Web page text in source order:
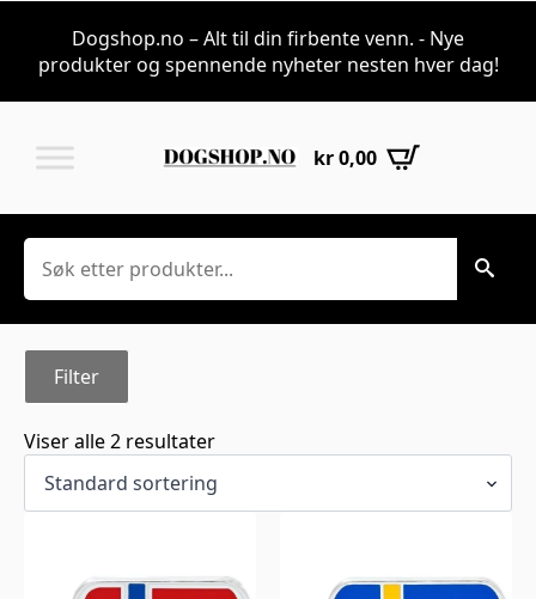
Flags til id-tags |
Dogshop.no – Alt til din firbente venn. - Nye
produkter og spennende nyheter nesten hver dag!
kr0,00
Søk
Filter
Viser alle 2 resultater